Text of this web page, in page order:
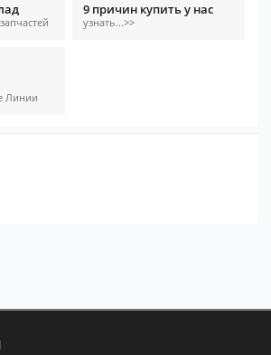
9 причин купить у нас
узнать...>>
Линии